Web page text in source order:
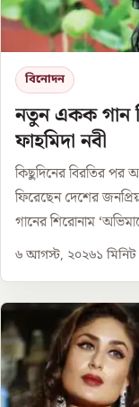
বিনোদন
নতুন একক গান
ফাহমিদা নবী
কিছুদিনের বিরতির পর
ফিরেছেন দেশের
গানের শিরোনাম
৬ আগস্ট, ২০২৬১